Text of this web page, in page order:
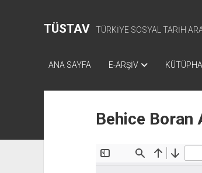
TÜSTAV TÜRKİYE SOSYAL TARİH
ANA SAYFA E-ARŞİV
Behice Boran